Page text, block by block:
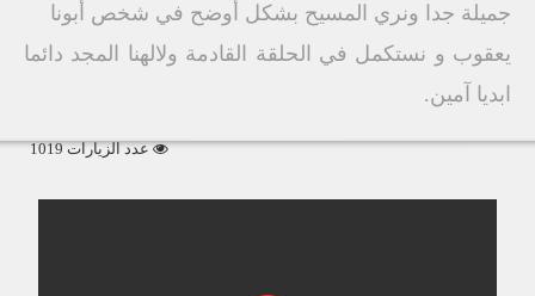
جميلة جدا ونري المسيح بشكل أوضح في شخص أبونا
يعقوب و نستكمل في الحلقة القادمة ولالهنا المجد دائما
ابديا آمين.
عدد الزيارات 1019